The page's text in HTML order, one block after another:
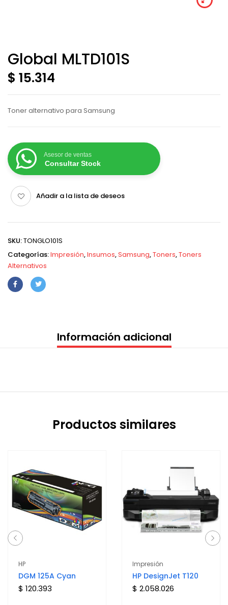
Global MLTD101S
$ 15.314
Toner alternativo para Samsung
Asesor de ventas
Consultar Stock
Añadir a la lista de deseos
SKU:TONGLO101S
Categorías:Impresión,Insumos,Samsung,Toners,Toners
Alternativos
Información adicional
Productos similares
HP
DGM 125A Cyan
$ 120.393
Impresión
HP DesignJet T120
$ 2.058.026